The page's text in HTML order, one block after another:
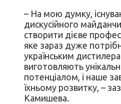
– На мою думку,
дискусійного
створити дієве
яке зараз дуже
українським
виготовляють
потенціалом, і наше
їхньому розвитку, –
Камишева.